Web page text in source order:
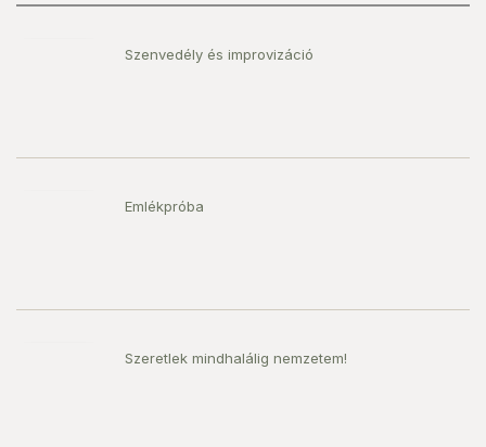
Szenvedély és improvizáció
Emlékpróba
Szeretlek mindhalálig nemzetem!